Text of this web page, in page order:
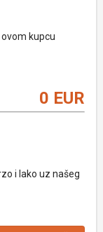
kupcu
0 EUR
i lako uz našeg